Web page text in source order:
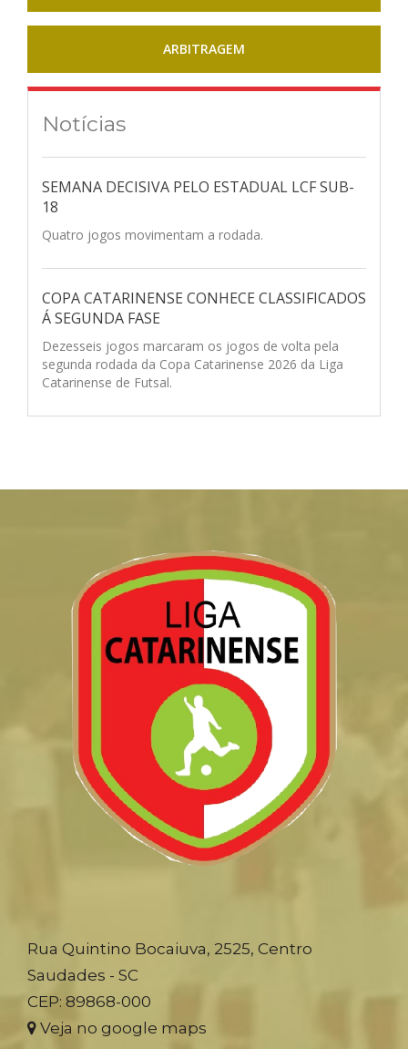
ARBITRAGEM
Notícias
SEMANA DECISIVA PELO ESTADUAL LCF SUB-
18
Quatro jogos movimentam a rodada.
COPA CATARINENSE CONHECE CLASSIFICADOS
Á SEGUNDA FASE
Dezesseis jogos marcaram os jogos de volta pela
segunda rodada da Copa Catarinense 2026 da Liga
Catarinense de Futsal.
Rua Quintino Bocaiuva, 2525, Centro
Saudades - SC
CEP: 89868-000
Veja no google maps